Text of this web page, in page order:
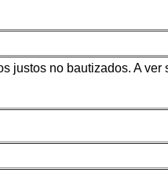
justos no bautizados. A ver